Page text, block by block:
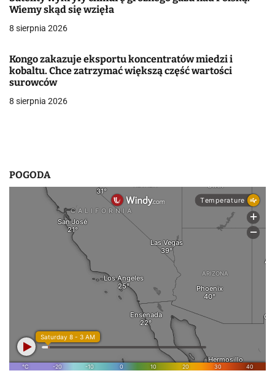
p
s
u
Wiemy skąd się wzięła
8 sierpnia 2026
Kongo zakazuje eksportu koncentratów miedzi i
kobaltu. Chce zatrzymać większą część wartości
surowców
8 sierpnia 2026
POGODA